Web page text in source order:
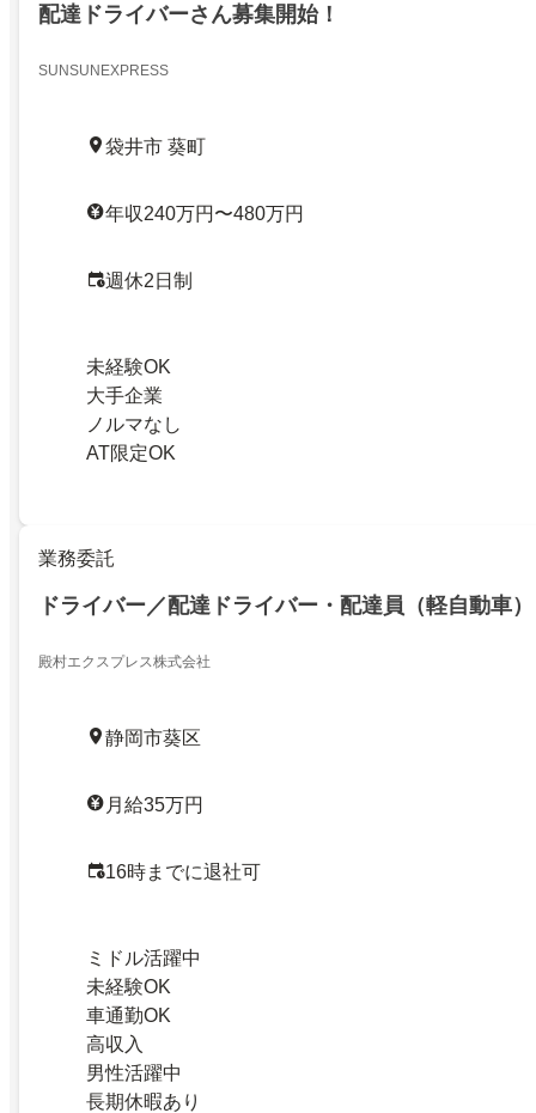
配達ドライバーさん募集開始！
SUNSUNEXPRESS
袋井市 葵町
年収240万円〜480万円
週休2日制
未経験OK
大手企業
ノルマなし
AT限定OK
業務委託
ドライバー／配達ドライバー・配達員（軽自動車）
殿村エクスプレス株式会社
静岡市葵区
月給35万円
16時までに退社可
ミドル活躍中
未経験OK
車通勤OK
高収入
男性活躍中
長期休暇あり